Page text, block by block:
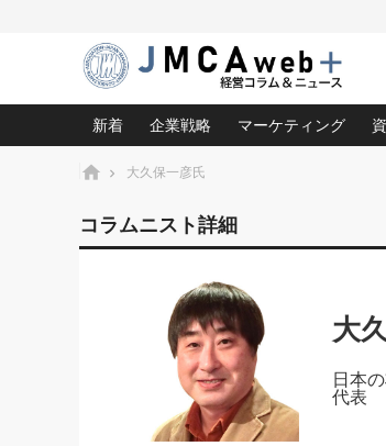
新着
朝礼・会議での「社長の３分間
スピーチ」ネタ帳（2026年8月5
2026.08.5
第109話 伝
企業戦略
中小企業の「１位づくり」戦略
利益を最大化する「業務改善」
強い会社を築く ビジネス・クリ
日本レーザー「人を大切にしな
(3)
武器としてのM&A入門(3)
社長のための“儲かる通販”戦略視
マーケティング
ビジネスを一瞬で
ロングセラーの玉手
大復活＆快進撃！
は(5)
最高の自分を表現
酒井光雄 成功事例
ホーム 大久保一彦氏
コラムニスト詳細
大
日本
代表